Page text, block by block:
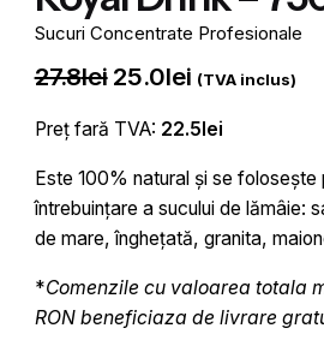
Sucuri Concentrate Profesionale
27.8lei Prețul
a
27.8lei.
25.0leiPrețul
este:
(TVA inclus)
Preț fară TVA: 22.5 lei
Este 100% natural și se folosește
întrebuințare a sucului de lămâie:
de mare, înghețată, granita,
*Comenzile cu valoarea totala
RON beneficiaza de livrare